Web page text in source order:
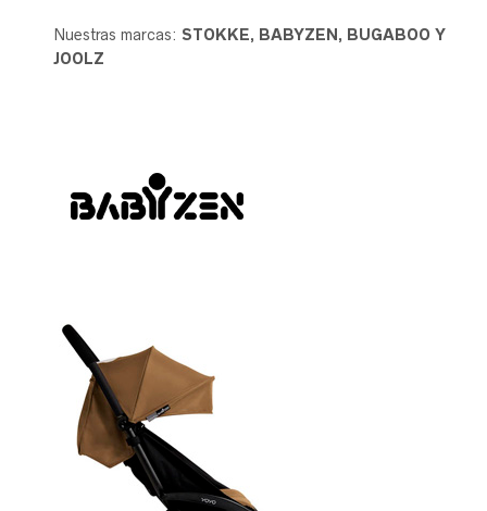
Nuestras marcas: STOKKE, BABYZEN, BUGABOO Y
JOOLZ